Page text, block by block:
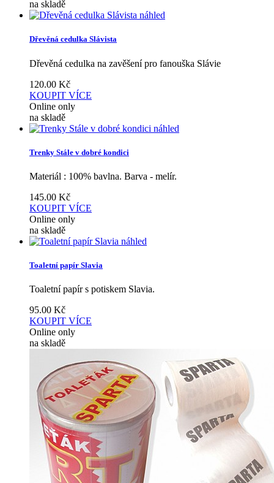
na skladě
náhled
Dřevěná cedulka Slávista
Dřevěná cedulka na zavěšení pro fanouška Slávie
120.00 Kč
KOUPIT VÍCE
Online only
na skladě
náhled
Trenky Stále v dobré kondici
Materiál : 100% bavlna. Barva - melír.
145.00 Kč
KOUPIT VÍCE
Online only
na skladě
náhled
Toaletní papír Slavia
Toaletní papír s potiskem Slavia.
95.00 Kč
KOUPIT VÍCE
Online only
na skladě